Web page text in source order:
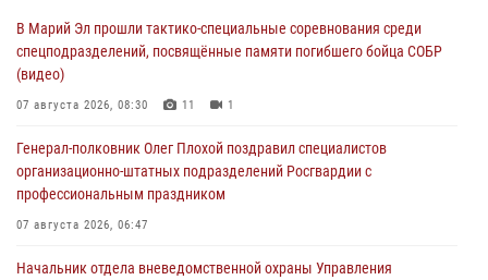
В Марий Эл прошли тактико-специальные соревнования среди
спецподразделений, посвящённые памяти погибшего бойца СОБР
(видео)
07 августа 2026, 08:30 11 1
Генерал-полковник Олег Плохой поздравил специалистов
организационно-штатных подразделений Росгвардии с
профессиональным праздником
07 августа 2026, 06:47
Начальник отдела вневедомственной охраны Управления